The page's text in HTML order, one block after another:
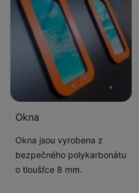
Okna
Okna jsou vyrobena z
bezpečného polykarbonátu
o tloušťce 8 mm.